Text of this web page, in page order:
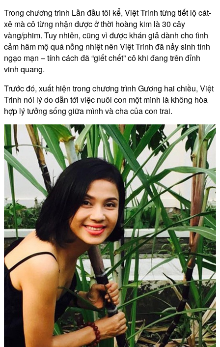
Trong chương trình Lần đầu tôi kể, Việt Trinh từng tiết lộ cát-
xê mà cô từng nhận được ở thời hoàng kim là 30 cây
vàng/phim. Tuy nhiên, cũng vì được khán giả dành cho tình
cảm hâm mộ quá nồng nhiệt nên Việt Trinh đã nảy sinh tính
ngạo mạn – tính cách đã “giết chết” cô khi đang trên đỉnh
vinh quang.
Trước đó, xuất hiện trong chương trình Gương hai chiều, Việt
Trinh nói lý do dẫn tới việc nuôi con một mình là không hòa
hợp lý tưởng sống giữa mình và cha của con trai.